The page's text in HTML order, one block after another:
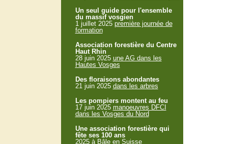
Un seul guide pour l'ensemble
du massif vosgien
1 juillet 2025 première journée de
formation
Association forestière du Centre
Haut Rhin
28 juin 2025 une AG dans les
Hautes Vosges
Des floraisons abondantes
21 juin 2025 dans les arbres
Les pompiers montent au feu
17 juin 2025 manoeuvres DFCI
dans les Vosges du Nord
Une association forestière qui
fête ses 100 ans
2025 à Bâle en Suisse